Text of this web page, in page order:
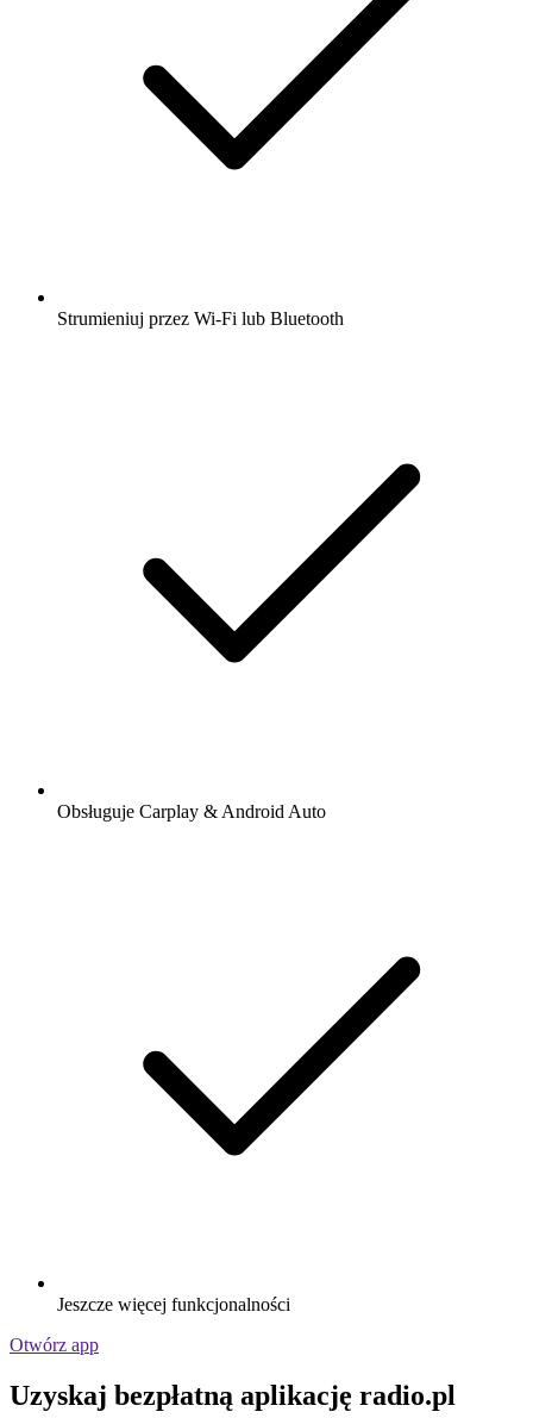
Strumieniuj przez Wi-Fi lub Bluetooth
Obsługuje Carplay & Android Auto
Jeszcze więcej funkcjonalności
Otwórz app
Uzyskaj bezpłatną aplikację radio.pl